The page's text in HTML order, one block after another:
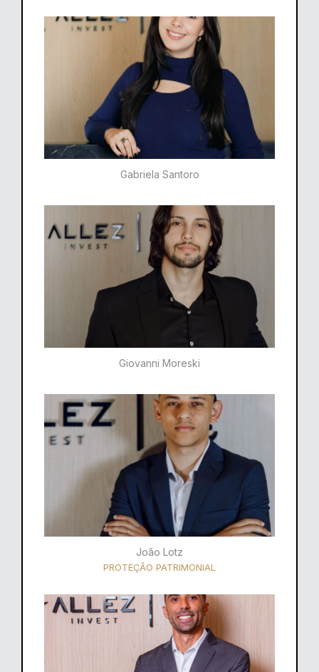
Gabriela Santoro​
Giovanni Moreski
João Lotz
PROTEÇÃO PATRIMONIAL